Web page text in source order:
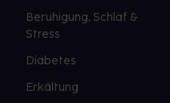
Beruhigung, Schlaf &
Stress
Diabetes
Erkältung